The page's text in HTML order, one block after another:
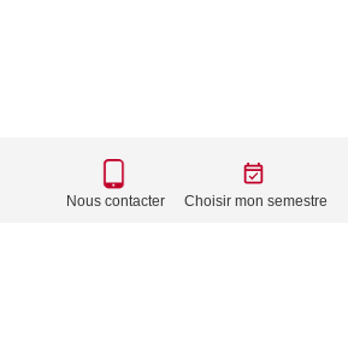
CALL
TO
Nous contacter Choisir mon semestre